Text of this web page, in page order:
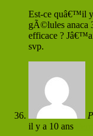
Est-ce quâ€™il
gÃ©lules anaca
efficace ?
svp.
il y a 10 ans